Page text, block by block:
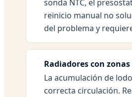
sonda NTC, el
reinicio manual no
del problema y
Radiadores con
La acumulación de
correcta circulación.